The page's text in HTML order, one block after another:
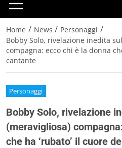
Home / News / Personaggi /
Bobby Solo, rivelazione inedita
compagna: ecco chi è la donna
cantante
Personaggi
Bobby Solo, rivelazione
(meravigliosa)
che ha ‘rubato’ il cuore